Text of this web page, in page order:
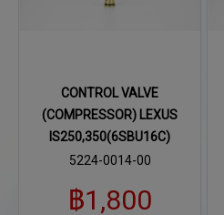
CONTROL VALVE
(COMPRESSOR) LEXUS
IS250,350(6SBU16C)
5224-0014-00
฿1,800